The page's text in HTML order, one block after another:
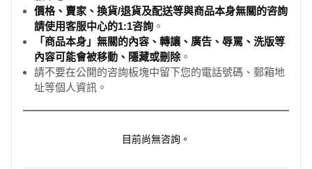
價格、賣家、換貨/退貨及配送等與商品本身無關的咨詢
請使用客服中心的1:1咨詢 。
「商品本身」無關的內容、轉讓、廣告、辱罵、洗版等
內容可能會被移動、隱藏或刪除。
請不要在公開的咨詢板塊中留下您的電話號碼、郵箱地
址等個人資訊。
目前尚無咨詢。